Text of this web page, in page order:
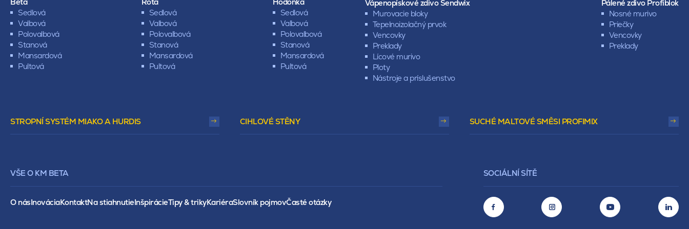
SOCIÁLNÍ SÍTĚ
Sedlová
Valbová
Polovalbová
Stanová
Mansardová
Pultová
Sedlová
Valbová
Polovalbová
Stanová
Mansardová
Pultová
Sedlová
Valbová
Polovalbová
Stanová
Mansardová
Pultová
Vápenopískové zdivo Sendwix
Murovacie bloky
Tepelnoizolačný prvok
Vencovky
Preklady
Lícové murivo
Ploty
Nástroje a príslušenstvo
Pálené zdivo Profiblok
Nosné murivo
Priečky
Vencovky
Preklady
STROPNÍ SYSTÉM MIAKO A HURDIS CIHLOVÉ STĚNY SUCHÉ MALTOVÉ SMĚSI PROFIMIX
VŠE O KM BETA
O násInováciaKontaktNa stiahnutieInšpirácieTipy & trikyKariéraSlovník pojmovČasté otázky